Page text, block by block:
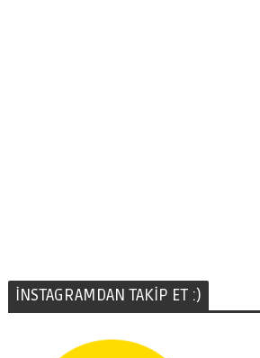
İNSTAGRAMDAN TAKİP ET :)